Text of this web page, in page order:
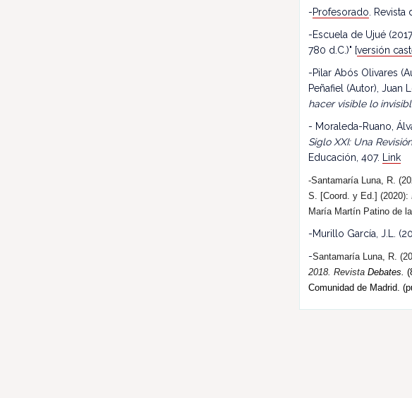
-Profesorado .
-Escuela de Ujué
780 d.C.)" [versión
-Pilar Abós Olivares
Peñafiel (Autor), Juan
hacer visible lo
- Moraleda-Ruano,
Siglo XXI: Una
Educación, 407.
Link
-Santamaría Luna, R.
S. [Coord. y Ed.] (2020):
María Martín Patino de
-Murillo García, J.L.
-Santamaría Luna, R.
2018. Revista Debates.
Comunidad de Madrid.